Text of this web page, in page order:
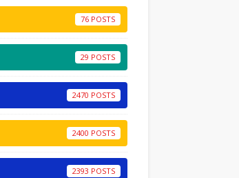
76
29
2470
2400
2393